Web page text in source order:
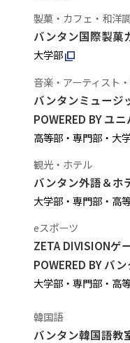
製菓・カフェ・和洋
バンタン国際製菓
大学部
音楽・アーティスト
バンタンミュージ
POWERED BY ユ
高等部・専門部・大
観光・ホテル
バンタン外語＆ホ
大学部・専門部・高
eスポーツ
ZETA DIVISIONゲ
POWERED BY バ
大学部・専門部・高
韓国語
バンタン韓国語教